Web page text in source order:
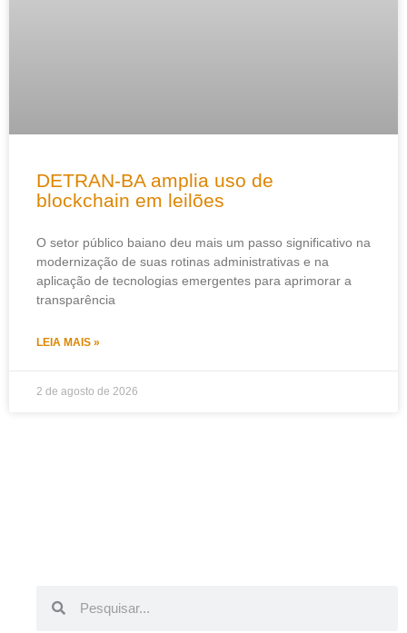
DETRAN-BA amplia uso de
blockchain em leilões
O setor público baiano deu mais um passo significativo na
modernização de suas rotinas administrativas e na
aplicação de tecnologias emergentes para aprimorar a
transparência
LEIA MAIS »
2 de agosto de 2026